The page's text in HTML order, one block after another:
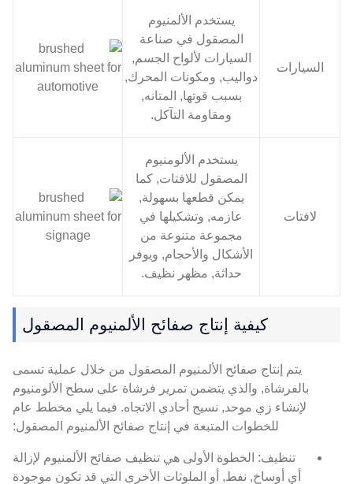
السيارات
يستخدم الألمنيوم
المصقول في صناعة
السيارات لألواح الجسم,
دواليب, ومكونات المحرك,
بسبب قوتها, المتانه,
ومقاومة التآكل.
لافتات
يستخدم الألومنيوم
المصقول للافتات, كما
يمكن قطعها بسهولة,
عازمه, وتشكيلها في
مجموعة متنوعة من
الأشكال والأحجام, ويوفر
حداثة, مظهر نظيف.
كيفية إنتاج صفائح الألمنيوم المصقول
يتم إنتاج صفائح الألمنيوم المصقول من خلال عملية تسمى
بالفرشاة, والذي يتضمن تمرير فرشاة على سطح الألومنيوم
لإنشاء زي موحد, نسيج أحادي الاتجاه. فيما يلي مخطط عام
للخطوات المتبعة في إنتاج صفائح الألمنيوم المصقول:
تنظيف: الخطوة الأولى هي تنظيف صفائح الألمنيوم لإزالة
أي أوساخ, نفط, أو الملوثات الأخرى التي قد تكون موجودة